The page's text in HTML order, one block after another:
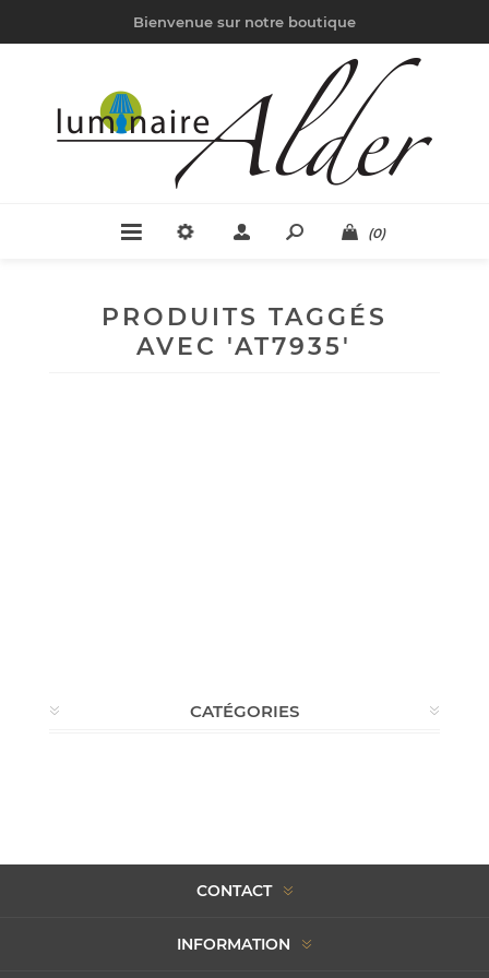
Bienvenue sur notre boutique
(0)
PRODUITS TAGGÉS
AVEC 'AT7935'
CATÉGORIES
CONTACT
INFORMATION